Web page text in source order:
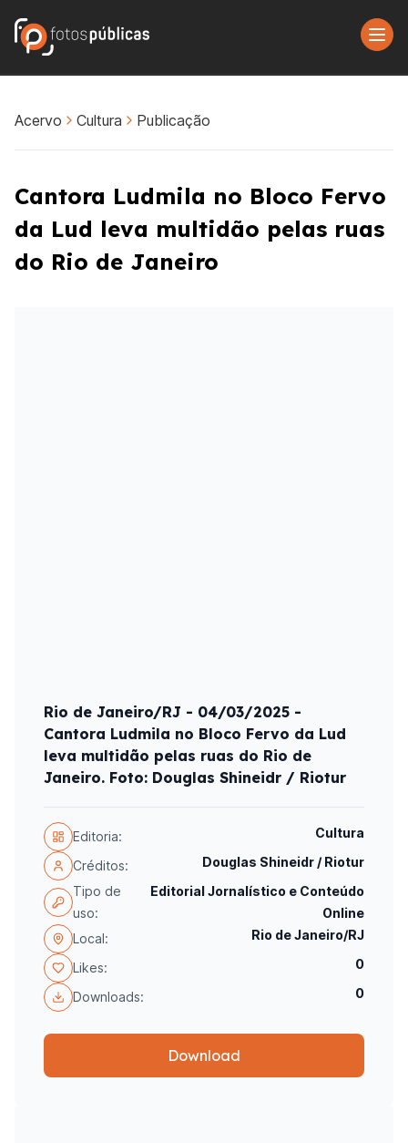
Acervo Cultura Publicação
Cantora Ludmila no Bloco Fervo
da Lud leva multidão pelas ruas
do Rio de Janeiro
Rio de Janeiro/RJ - 04/03/2025 -
Cantora Ludmila no Bloco Fervo da Lud
leva multidão pelas ruas do Rio de
Janeiro. Foto: Douglas Shineidr / Riotur
Editoria: Cultura
Créditos:
Douglas Shineidr / Riotur
Tipo de
uso:
Editorial Jornalístico e Conteúdo
Online
Local:
Rio de Janeiro/RJ
Likes: 0
Downloads: 0
Download